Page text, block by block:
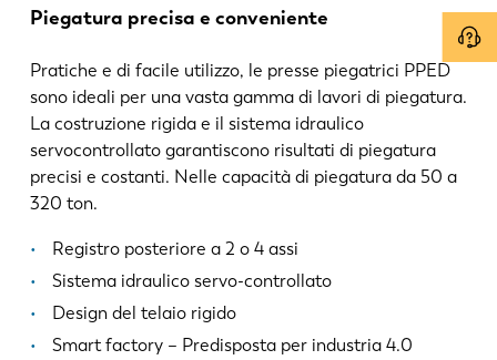
Piegatura precisa e conveniente
Pratiche e di facile utilizzo, le presse piegatrici PPED
sono ideali per una vasta gamma di lavori di piegatura.
La costruzione rigida e il sistema idraulico
servocontrollato garantiscono risultati di piegatura
precisi e costanti. Nelle capacità di piegatura da 50 a
320 ton.
Registro posteriore a 2 o 4 assi
Sistema idraulico servo-controllato
Design del telaio rigido
Smart factory – Predisposta per industria 4.0
CESOIE
SOFTWARE
SERVIZIO CLIENTI
SU LVD
Notizie
Scopri LVD
Storie di clienti